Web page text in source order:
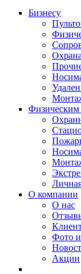
Бизнесу
О компании
О нас
Фото
Акции